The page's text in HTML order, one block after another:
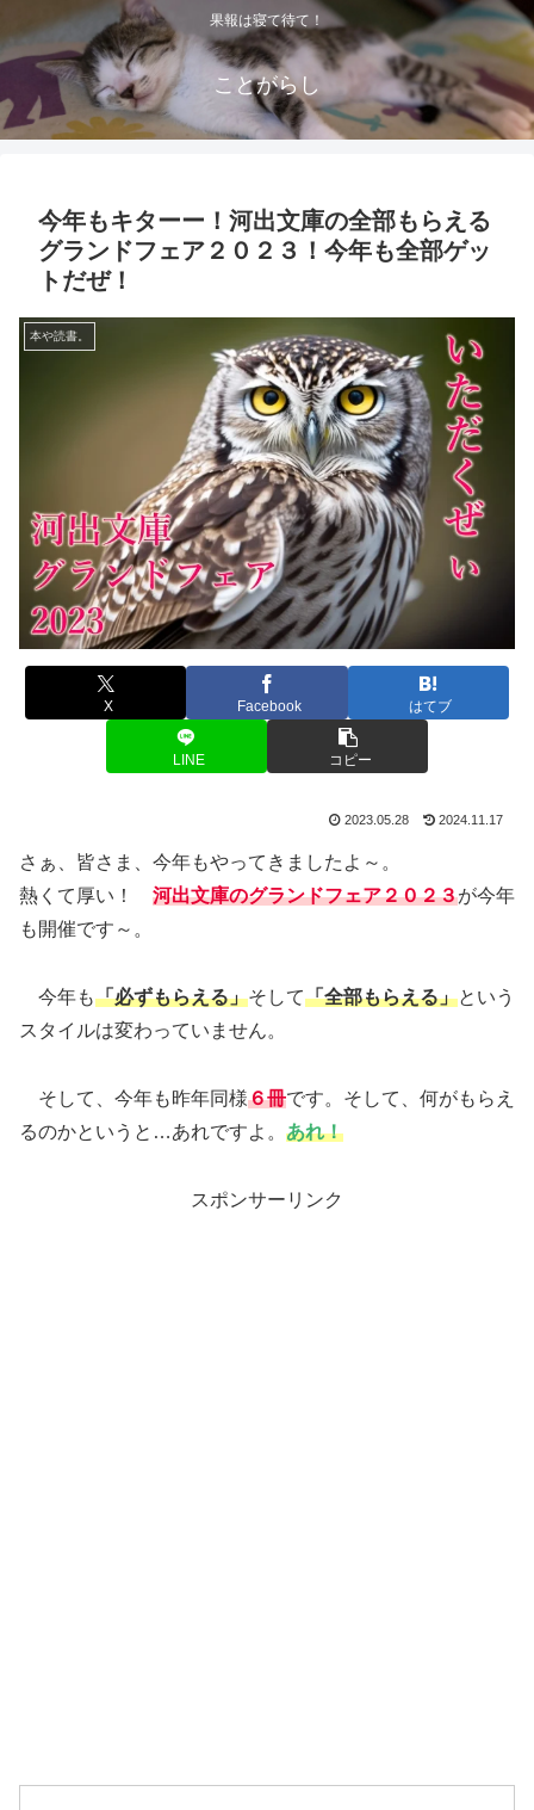
果報は寝て待て！
ことがらし
今年もキターー！河出文庫の全部もらえる
グランドフェア２０２３！今年も全部ゲッ
トだぜ！
本や読書。
X Facebook はてブ
LINE コピー
2023.05.28 2024.11.17
さぁ、皆さま、今年もやってきましたよ～。
熱くて厚い！ 河出文庫のグランドフェア２０２３が今年
も開催です～。
今年も「必ずもらえる」そして「全部もらえる」という
スタイルは変わっていません。
そして、今年も昨年同様６冊です。そして、何がもらえ
るのかというと…あれですよ。 あれ！
スポンサーリンク